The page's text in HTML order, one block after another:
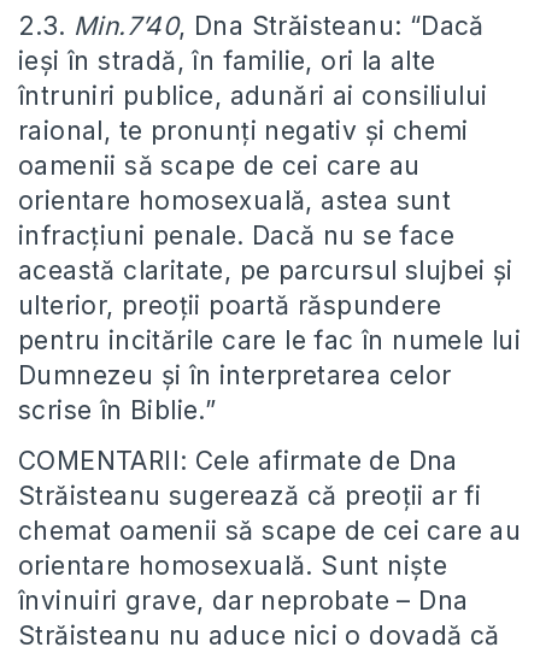
2.3. Min.7’40, Dna Străisteanu: “Dacă
ieși în stradă, în familie, ori la alte
întruniri publice, adunări ai consiliului
raional, te pronunți negativ și chemi
oamenii să scape de cei care au
orientare homosexuală, astea sunt
infracțiuni penale. Dacă nu se face
această claritate, pe parcursul slujbei și
ulterior, preoții poartă răspundere
pentru incitările care le fac în numele lui
Dumnezeu și în interpretarea celor
scrise în Biblie.”
COMENTARII: Cele afirmate de Dna
Străisteanu sugerează că preoții ar fi
chemat oamenii să scape de cei care au
orientare homosexuală. Sunt niște
învinuiri grave, dar neprobate – Dna
Străisteanu nu aduce nici o dovadă că